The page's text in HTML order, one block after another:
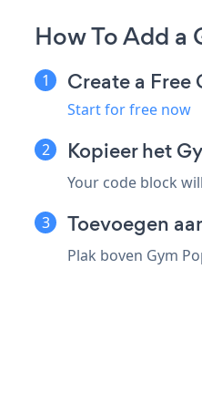
How To Add a
Create a Free
Start for free now
Kopieer het
Your code block
Toevoegen
Plak boven Gym